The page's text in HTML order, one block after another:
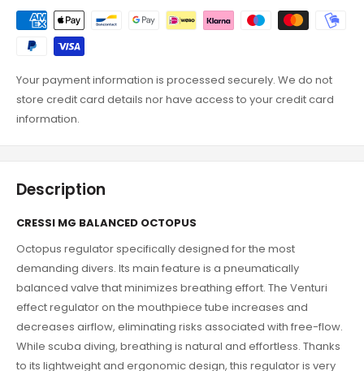
Your payment information is processed securely. We do not
store credit card details nor have access to your credit card
information.
Description
CRESSI MG BALANCED OCTOPUS
Octopus regulator specifically designed for the most
demanding divers. Its main feature is a pneumatically
balanced valve that minimizes breathing effort. The Venturi
effect regulator on the mouthpiece tube increases and
decreases airflow, eliminating risks associated with free-flow.
While scuba diving, breathing is natural and effortless. Thanks
to its lightweight and ergonomic design, this regulator is very